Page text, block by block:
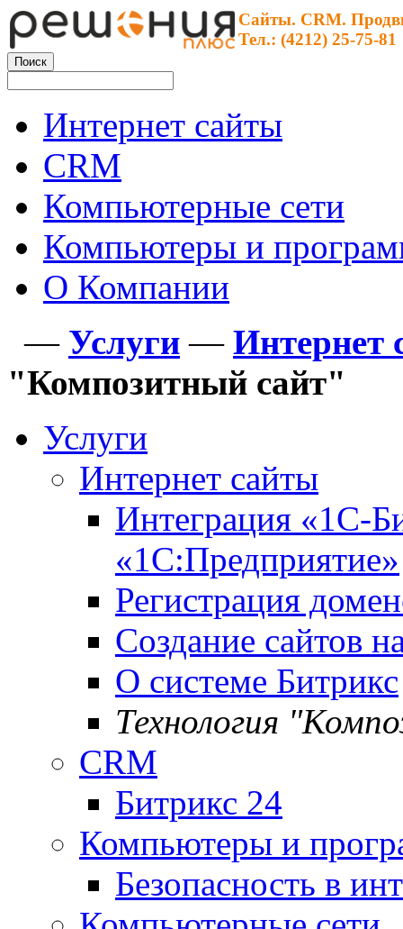
Сайты. CRM.
Тел.: (4212) 25-75-81
Интернет сайты
CRM
Компьютерные сети
Компьютеры и
О Компании
— Услуги — Интернет
"Композитный сайт"
Услуги
Интернет сайты
Интеграция «1С-
«1С:Предприятие»
Регистрация
Создание сайтов
О системе Битрикс
Технология
CRM
Битрикс 24
Компьютеры и
Безопасность в